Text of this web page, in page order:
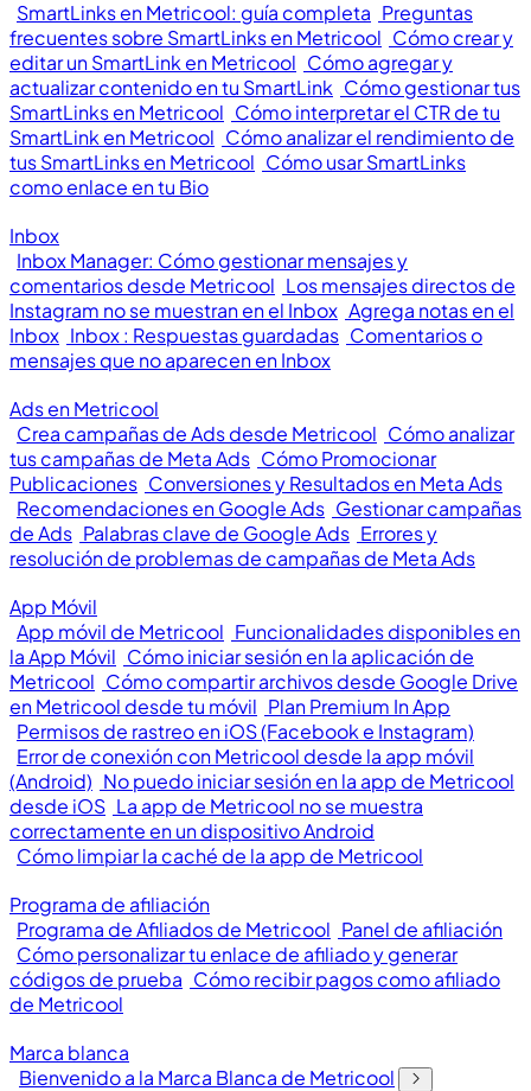
SmartLinks en Metricool: guía completa Preguntas
frecuentes sobre SmartLinks en Metricool Cómo crear y
editar un SmartLink en Metricool Cómo agregar y
actualizar contenido en tu SmartLink Cómo gestionar tus
SmartLinks en Metricool Cómo interpretar el CTR de tu
SmartLink en Metricool Cómo analizar el rendimiento de
tus SmartLinks en Metricool Cómo usar SmartLinks
como enlace en tu Bio
Inbox
Inbox Manager: Cómo gestionar mensajes y
comentarios desde Metricool Los mensajes directos de
Instagram no se muestran en el Inbox Agrega notas en el
Inbox Inbox : Respuestas guardadas Comentarios o
mensajes que no aparecen en Inbox
Ads en Metricool
Crea campañas de Ads desde Metricool Cómo analizar
tus campañas de Meta Ads Cómo Promocionar
Publicaciones Conversiones y Resultados en Meta Ads
Recomendaciones en Google Ads Gestionar campañas
de Ads Palabras clave de Google Ads Errores y
resolución de problemas de campañas de Meta Ads
App Móvil
App móvil de Metricool Funcionalidades disponibles en
la App Móvil Cómo iniciar sesión en la aplicación de
Metricool Cómo compartir archivos desde Google Drive
en Metricool desde tu móvil Plan Premium In App
Permisos de rastreo en iOS (Facebook e Instagram)
Error de conexión con Metricool desde la app móvil
(Android) No puedo iniciar sesión en la app de Metricool
desde iOS La app de Metricool no se muestra
correctamente en un dispositivo Android
Cómo limpiar la caché de la app de Metricool
Programa de afiliación
Programa de Afiliados de Metricool Panel de afiliación
Cómo personalizar tu enlace de afiliado y generar
códigos de prueba Cómo recibir pagos como afiliado
de Metricool
Marca blanca
Bienvenido a la Marca Blanca de Metricool